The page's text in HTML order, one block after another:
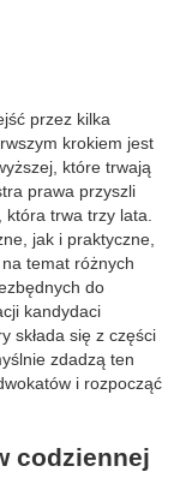
przez kilka
krokiem jest
które trwają
prawa przyszli
trwa trzy lata.
jak i praktyczne,
temat różnych
do
kandydaci
składa się z części
zdadzą ten
i rozpocząć
codziennej